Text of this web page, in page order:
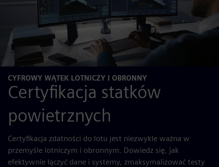
CYFROWY WĄTEK LOTNICZY I OBRONNY
Certyfikacja statków
powietrznych
Certyfikacja zdatności do lotu jest niezwykle ważna w
przemyśle lotniczym i obronnym. Dowiedz się, jak
efektywnie łączyć dane i systemy, zmaksymalizować testy